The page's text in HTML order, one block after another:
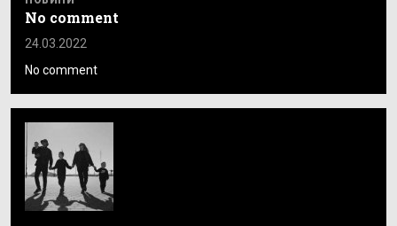
No comment
24.03.2022
No comment